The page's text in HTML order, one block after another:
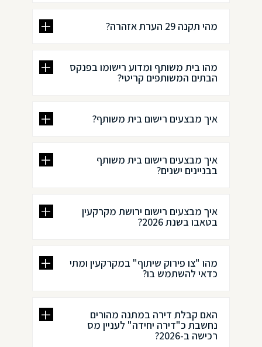
מהי תקנה 29 הערת אזהרה?
מהו בית משותף ומדוע רישומו בפנקס
הבתים המשותפים קריטי?
איך מבצעים רישום בית משותף?
איך מבצעים רישום בית משותף
בבניינים ישנים?
איך מבצעים רישום ירושת מקרקעין
בטאבו בשנת 2026?
מהו "צו פירוק שיתוף" במקרקעין ומתי
כדאי להשתמש בו?
האם קבלת דירה במתנה מהורים
נחשבת כ"דירה יחידה" לעניין מס
רכישה ב-2026?